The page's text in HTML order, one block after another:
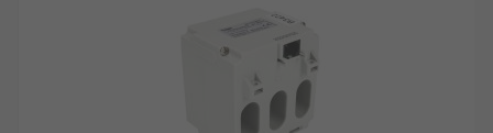
Utforska det breda utbudet av
strömtransformatorer som RS har att erbjuda och
beställ idag för leverans nästa dag.